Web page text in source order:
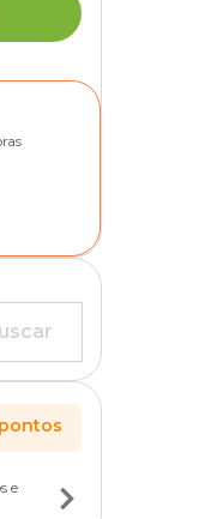
pontos
e